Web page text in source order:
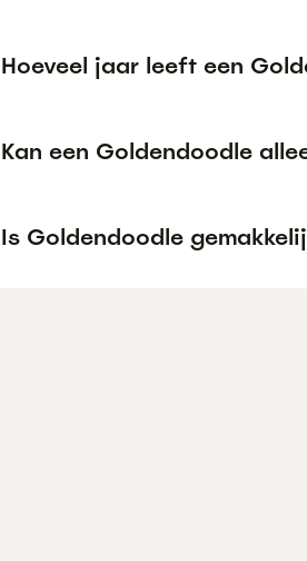
Hoeveel jaar leeft een
Kan een Goldendoodle
Is Goldendoodle